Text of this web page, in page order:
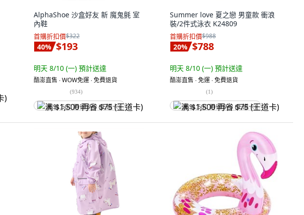
AlphaShoe 沙盒好友 新 魔鬼氈 室
內鞋
首購折扣價$322
40% $193
明天 8/10 (一) 預計送達
酷澎直售 ∙ WOW免運 ∙ 免費退貨
(934)
满 $1,500 再省 $75 (王道卡)
Summer love 夏之戀 男童款 衝浪
裝/2件式泳衣 K24809
首購折扣價$988
20% $788
明天 8/10 (一) 預計送達
酷澎直售 ∙ 免運 ∙ 免費退貨
(1)
满 $1,500 再省 $75 (王道卡)